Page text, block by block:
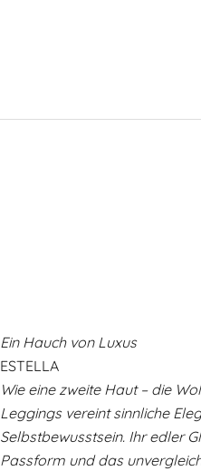
Ein Hauch von Luxus
ESTELLA
Wie eine zweite Haut – die
Leggings vereint sinnliche
Selbstbewusstsein. Ihr edler
Passform und das